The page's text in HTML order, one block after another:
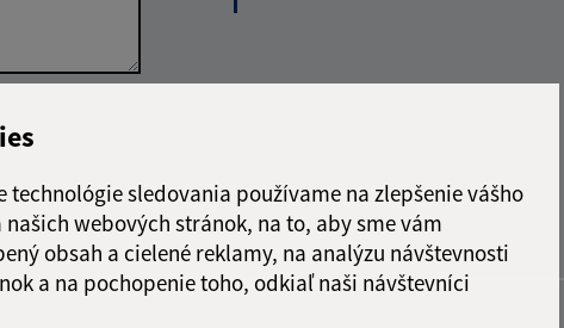
technológie sledovania používame na zlepšenie vášho
webových stránok, na to, aby sme vám
obsah a cielené reklamy, na analýzu návštevnosti
a na pochopenie toho, odkiaľ naši návštevníci
Response
správu